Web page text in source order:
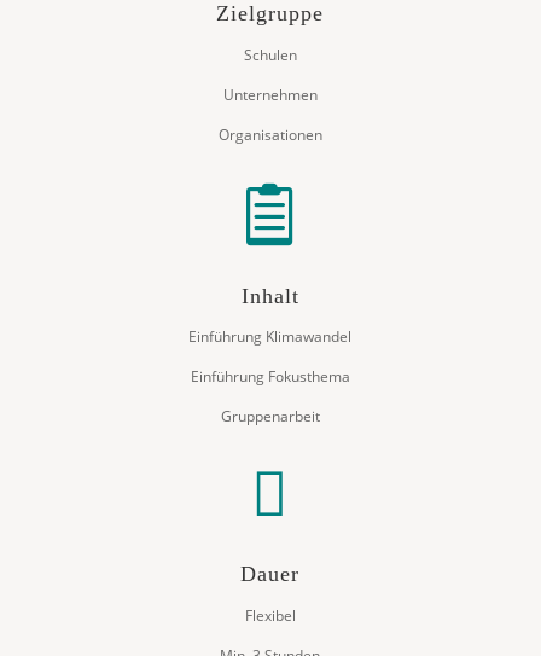
Zielgruppe
Schulen
Unternehmen
Organisationen

Inhalt
Einführung Klimawandel
Einführung Fokusthema
Gruppenarbeit

Dauer
Flexibel